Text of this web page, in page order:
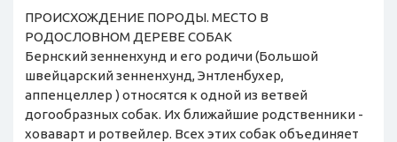
ПРОИСХОЖДЕНИЕ ПОРОДЫ. МЕСТО В
РОДОСЛОВНОМ ДЕРЕВЕ СОБАК
Бернский зенненхунд и его родичи (Большой
швейцарский зенненхунд, Энтленбухер,
аппенцеллер ) относятся к одной из ветвей
догообразных собак. Их ближайшие родственники -
ховаварт и ротвейлер. Всех этих собак объединяет